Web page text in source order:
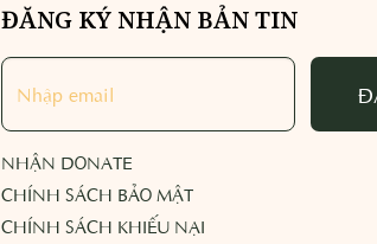
ĐĂNG KÝ NHẬN BẢN TIN
NHẬN DONATE
CHÍNH SÁCH BẢO MẬT
CHÍNH SÁCH KHIẾU NẠI